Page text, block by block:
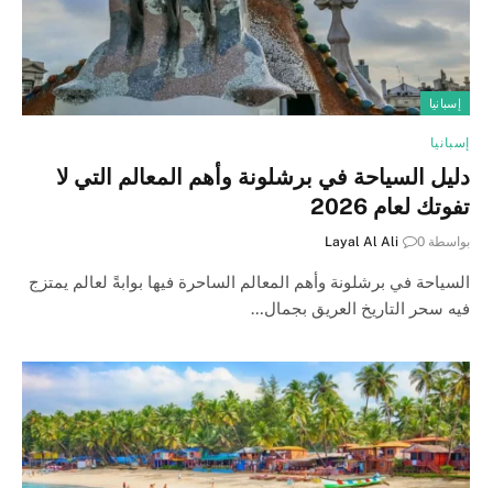
إسبانيا
إسبانيا
دليل السياحة في برشلونة وأهم المعالم التي لا
تفوتك لعام 2026
بواسطة Layal Al Ali 0
السياحة في برشلونة وأهم المعالم الساحرة فيها بوابةً لعالم يمتزج
فيه سحر التاريخ العريق بجمال…